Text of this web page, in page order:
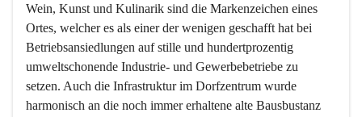
Wein, Kunst und Kulinarik sind die Markenzeichen eines
Ortes, welcher es als einer der wenigen geschafft hat bei
Betriebsansiedlungen auf stille und hundertprozentig
umweltschonende Industrie- und Gewerbebetriebe zu
setzen. Auch die Infrastruktur im Dorfzentrum wurde
harmonisch an die noch immer erhaltene alte Bausbustanz